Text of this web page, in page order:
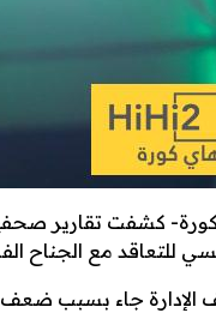
كشفت تقارير
للتعاقد مع الجناح
الإدارة جاء بسبب ضعف